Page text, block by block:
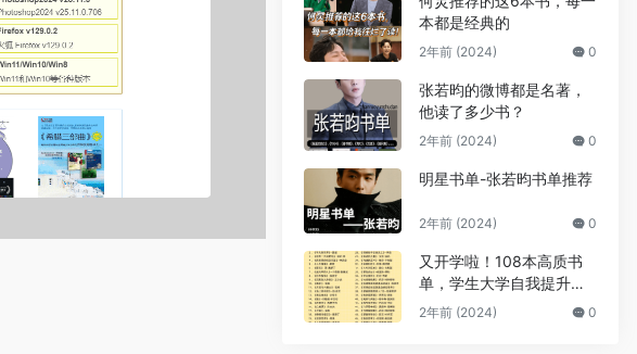
本都是经典的
2年前 (2024) 0
张若昀的微博都是名著，
他读了多少书？
2年前 (2024) 0
明星书单-张若昀书单推荐
2年前 (2024) 0
又开学啦！108本高质书
单，学生大学自我提升拒
绝内耗
2年前 (2024) 0